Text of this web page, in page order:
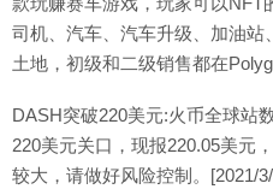
司机、汽车、汽车升级、加油
土地，初级和二级销售都在
DASH突破220美元:火币全球站
220美元关口，现报220.05美元
较大，请做好风险控制。[2021/